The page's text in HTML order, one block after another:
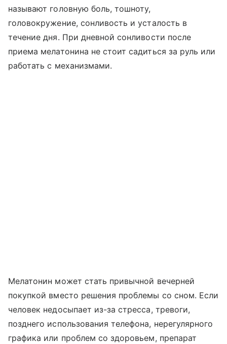
называют головную боль, тошноту,
головокружение, сонливость и усталость в
течение дня. При дневной сонливости после
приема мелатонина не стоит садиться за руль или
работать с механизмами.
Мелатонин может стать привычной вечерней
покупкой вместо решения проблемы со сном. Если
человек недосыпает из-за стресса, тревоги,
позднего использования телефона, нерегулярного
графика или проблем со здоровьем, препарат